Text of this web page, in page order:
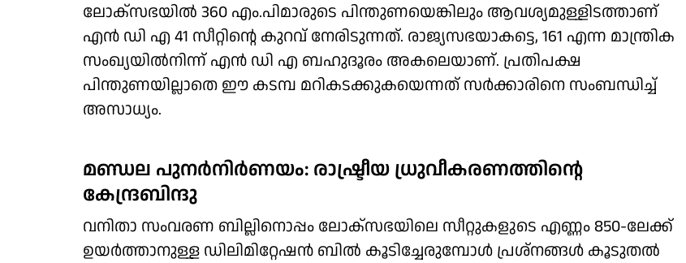
ലോക്സഭയില്‍ 360 എം.പിമാരുടെ പിന്തുണയെങ്കിലും ആവശ്യമുള്ളിടത്താണ്
എന്‍ ഡി എ 41 സീറ്റിന്റെ കുറവ് നേരിടുന്നത്. രാജ്യസഭയാകട്ടെ, 161 എന്ന മാന്ത്രിക
സംഖ്യയില്‍നിന്ന് എന്‍ ഡി എ ബഹുദൂരം അകലെയാണ്. പ്രതിപക്ഷ
പിന്തുണയില്ലാതെ ഈ കടമ്പ മറികടക്കുകയെന്നത് സര്‍ക്കാരിനെ സംബന്ധിച്ച്
അസാധ്യം.
മണ്ഡല പുനർനിർണയം: രാഷ്ട്രീയ ധ്രുവീകരണത്തിന്റെ
കേന്ദ്രബിന്ദു
വനിതാ സംവരണ ബില്ലിനൊപ്പം ലോക്‌സഭയിലെ സീറ്റുകളുടെ എണ്ണം 850-ലേക്ക്
ഉയര്‍ത്താനുള്ള ഡിലിമിറ്റേഷന്‍ ബിൽ കൂടിച്ചേരുമ്പോള്‍ പ്രശ്‌നങ്ങള്‍ കൂടുതല്‍